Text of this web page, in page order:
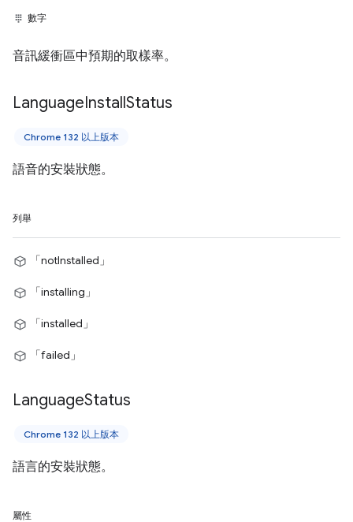
數字
音訊緩衝區中預期的取樣率。
LanguageInstallStatus
Chrome 132 以上版本
語音的安裝狀態。
列舉
「notInstalled」
「installing」
「installed」
「failed」
LanguageStatus
Chrome 132 以上版本
語言的安裝狀態。
屬性